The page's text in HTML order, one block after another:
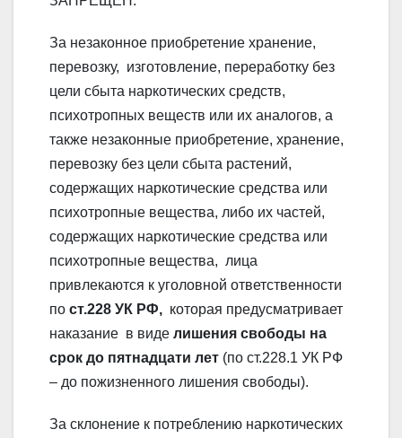
За незаконное приобретение хранение,
перевозку, изготовление, переработку без
цели сбыта наркотических средств,
психотропных веществ или их аналогов, а
также незаконные приобретение, хранение,
перевозку без цели сбыта растений,
содержащих наркотические средства или
психотропные вещества, либо их частей,
содержащих наркотические средства или
психотропные вещества, лица
привлекаются к уголовной ответственности
по ст.228 УК РФ, которая предусматривает
наказание в виде лишения свободы на
срок до пятнадцати лет (по ст.228.1 УК РФ
– до пожизненного лишения свободы).
За склонение к потреблению наркотических